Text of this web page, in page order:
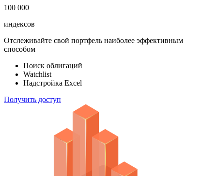
100 000
индексов
Отслеживайте свой портфель наиболее эффективным
способом
Поиск облигаций
Watchlist
Надстройка Excel
Получить доступ